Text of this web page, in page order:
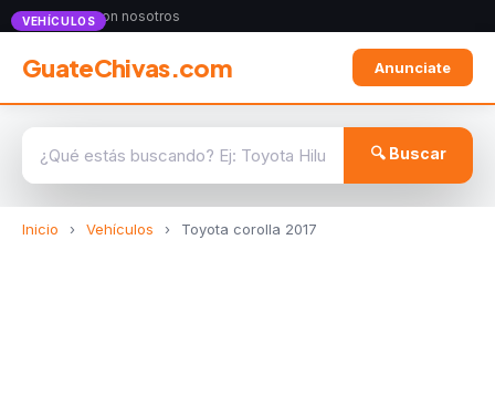
Anunciate con nosotros
GuateChivas.com Anunciate
🔍 Buscar
Inicio › Vehículos › Toyota corolla 2017
VEHÍCULOS